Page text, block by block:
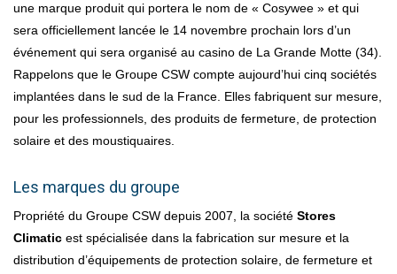
une marque produit qui portera le nom de « Cosywee » et qui
sera officiellement lancée le 14 novembre prochain lors d’un
événement qui sera organisé au casino de La Grande Motte (34).
Rappelons que le Groupe CSW compte aujourd’hui cinq sociétés
implantées dans le sud de la France. Elles fabriquent sur mesure,
pour les professionnels, des produits de fermeture, de protection
solaire et des moustiquaires.
Les marques du groupe
Propriété du Groupe CSW depuis 2007, la société Stores
Climatic est spécialisée dans la fabrication sur mesure et la
distribution d’équipements de protection solaire, de fermeture et